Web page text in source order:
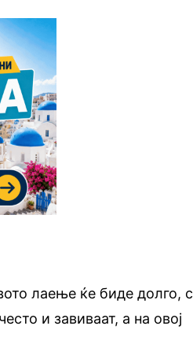
лаење ќе биде долго,
и завиваат, а на овој